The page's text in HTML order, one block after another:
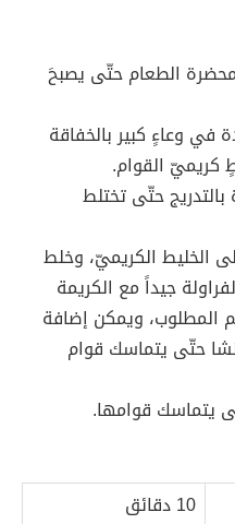
الطعام حتّى يصبحَ
في وعاءٍ كبير بالخفاقة
كريميّ القوام.
بالتدريج حتّى تختلط
الخليط الكريميّ، وخلط
جيداً مع الكريمة
المطلوب، ويمكن إضافة
حتّى يتماسك قوام
يتماسك قوامها.
10 دقائق